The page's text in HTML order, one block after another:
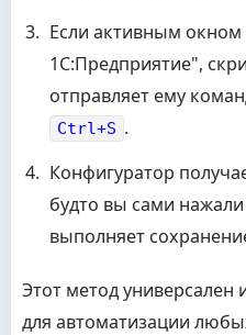
Если активным окном
1С:Предприятие",
отправляет ему
Ctrl+S .
Конфигуратор
будто вы сами
выполняет
Этот метод
для автоматизации